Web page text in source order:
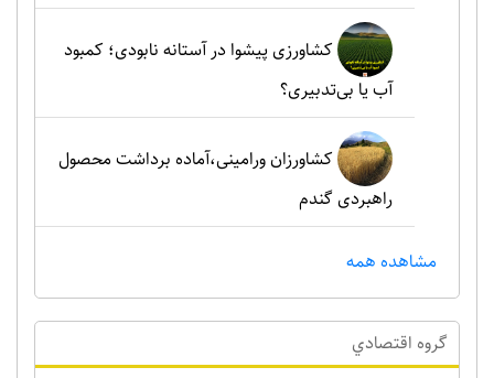
کشاورزی پیشوا در آستانه نابودی؛ کمبود
آب یا بی‌تدبیری؟
کشاورزان ورامینی،آماده برداشت محصول
راهبردی گندم
مشاهده همه
گروه اقتصادي